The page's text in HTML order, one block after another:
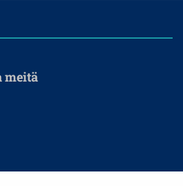
meitä